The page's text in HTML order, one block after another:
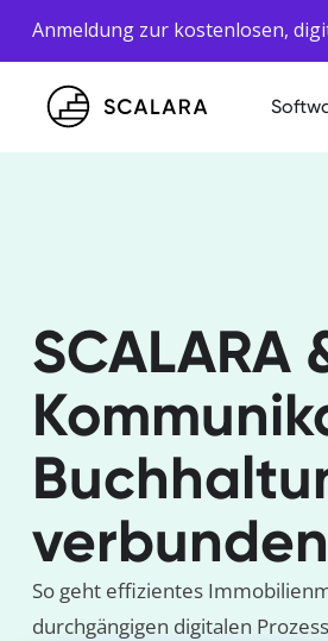
Anmeldung zur kostenlosen,
SCALARA
So geht effizientes
durchgängigen digitalen